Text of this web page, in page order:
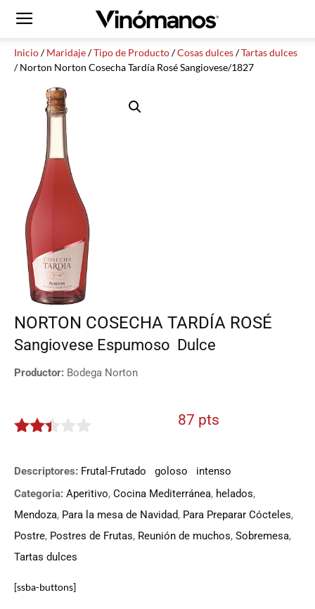
Inicio/Maridaje/Tipo de Producto/Cosas dulces/Tartas dulces
/ Norton Norton Cosecha Tardía Rosé Sangiovese/1827
NORTON COSECHA TARDÍA ROSÉ
Sangiovese Espumoso Dulce
Productor: Bodega Norton
87 pts
Descriptores: Frutal-Frutado goloso
intenso
Categoria: Aperitivo, Cocina Mediterránea, helados,
Mendoza, Para la mesa de Navidad, Para Preparar Cócteles,
Postre, Postres de Frutas, Reunión de muchos, Sobremesa,
Tartas dulces
[ssba-buttons]